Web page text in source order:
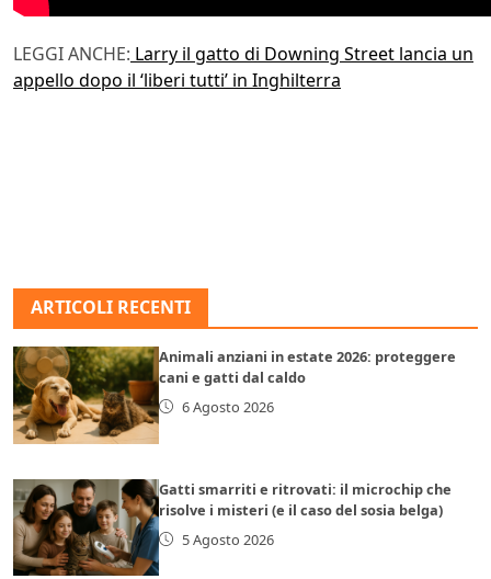
LEGGI ANCHE: Larry il gatto di Downing Street lancia un
appello dopo il ‘liberi tutti’ in Inghilterra
ARTICOLI RECENTI
Animali anziani in estate 2026: proteggere
cani e gatti dal caldo
6 Agosto 2026
Gatti smarriti e ritrovati: il microchip che
risolve i misteri (e il caso del sosia belga)
5 Agosto 2026